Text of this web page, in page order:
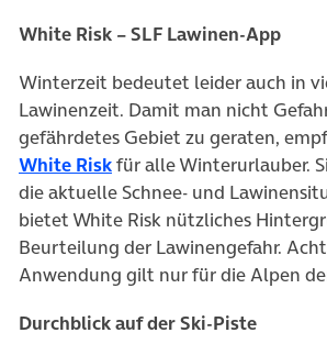
White Risk – SLF Lawinen-App
Winterzeit bedeutet leider auch in
Lawinenzeit. Damit man nicht
gefährdetes Gebiet zu geraten,
White Riskfür alle Winterurlauber.
die aktuelle Schnee- und
bietet White Risk nützliches
Beurteilung der Lawinengefahr.
Anwendung gilt nur für die Alpen
Durchblick auf der Ski-Piste